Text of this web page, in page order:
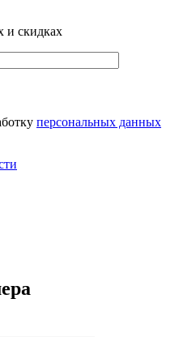
и скидках
персональных данных